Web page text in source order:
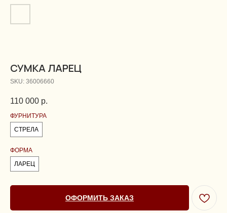
СУМКА ЛАРЕЦ
SKU: 36006660
110 000 р.
ФУРНИТУРА
СТРЕЛА
ФОРМА
ЛАРЕЦ
ОФОРМИТЬ ЗАКАЗ